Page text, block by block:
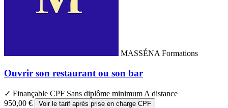
MASSÉNA Formations
Ouvrir son restaurant ou son bar
✓ Finançable CPF Sans diplôme minimum A distance
950,00 €
Voir le tarif après prise en charge CPF